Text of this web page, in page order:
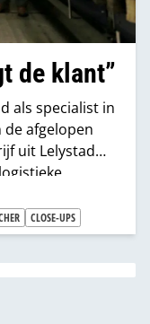
de klant”
als specialist in
afgelopen
uit Lelystad
Arnoud Booij:
en zo min
Daarom
CLOSE-UPS